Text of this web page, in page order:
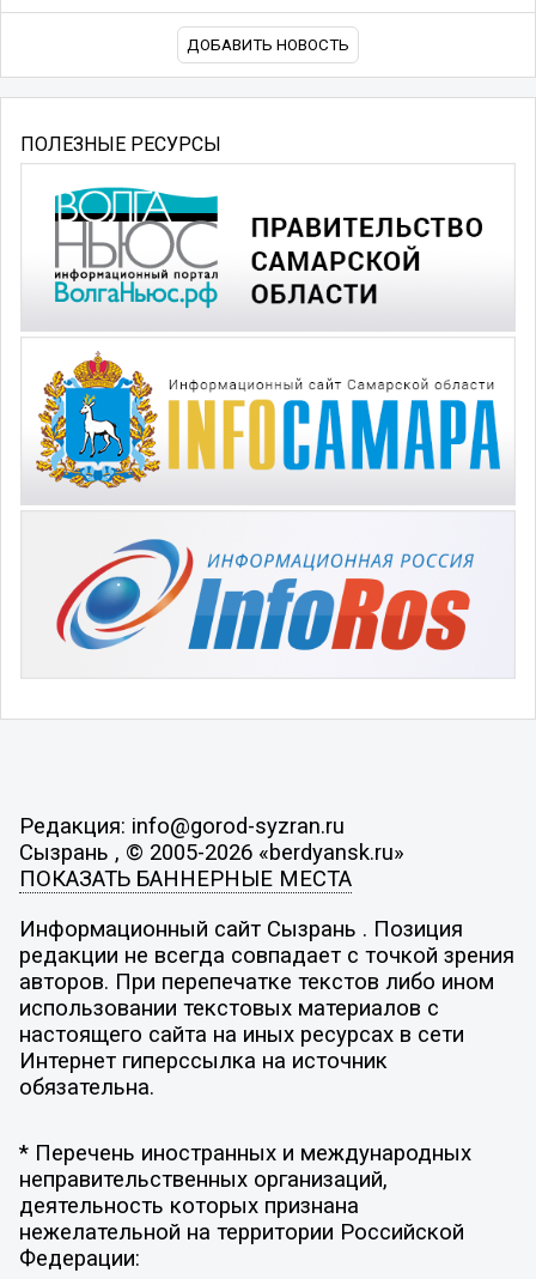
ДОБАВИТЬ НОВОСТЬ
ПОЛЕЗНЫЕ РЕСУРСЫ
Редакция: info@gorod-syzran.ru
Сызрань , © 2005-2026 «berdyansk.ru»
ПОКАЗАТЬ БАННЕРНЫЕ МЕСТА
Информационный сайт Сызрань . Позиция
редакции не всегда совпадает с точкой зрения
авторов. При перепечатке текстов либо ином
использовании текстовых материалов с
настоящего сайта на иных ресурсах в сети
Интернет гиперссылка на источник
обязательна.
* Перечень иностранных и международных
неправительственных организаций,
деятельность которых признана
нежелательной на территории Российской
Федерации: